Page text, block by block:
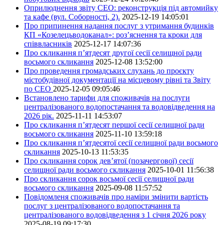
Оприлюднення звіту СЕО: реконструкція під автомийку
та кафе (вул. Соборності, 2). 2025-12-19 14:05:01
Про припинення надання послуг з утримання будинків
КП «Козелецьводоканал»: роз’яснення та кроки для
співвласників 2025-12-17 14:07:36
Про скликання п’ятдесят другої сесії селищної ради
восьмого скликання 2025-12-08 13:52:00
Про проведення громадських слухань до проєкту
містобудівної документації на місцевому рівні та Звіту
по СЕО 2025-12-05 09:05:46
Встановлено тарифи для споживачів на послуги
централізованого водопостачання та водовідведення на
2026 рік. 2025-11-11 14:53:07
Про скликання п’ятдесят першої сесії селищної ради
восьмого скликання 2025-11-10 13:59:18
Про скликання п’ятдесятої сесії селищної ради восьмого
скликання 2025-10-13 11:53:35
Про скликання сорок дев’ятої (позачергової) сесії
селищної ради восьмого скликання 2025-10-01 11:56:38
Про скликання сорок восьмої сесії селищної ради
восьмого скликання 2025-09-08 11:57:52
Повідомленя споживачів про наміри змінити вартість
послуг з централізованого водопостачання та
централізованого водовідведення з 1 січня 2026 року